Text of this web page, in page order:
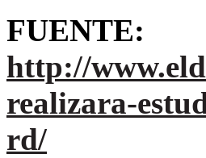
FUENTE:
http://
realizara-
rd/